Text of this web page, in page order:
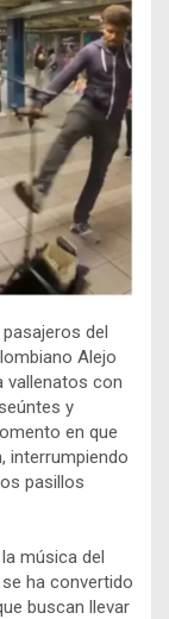
del
Alejo
vallenatos con
y
en que
interrumpiendo
pasillos
música del
ha convertido
buscan llevar